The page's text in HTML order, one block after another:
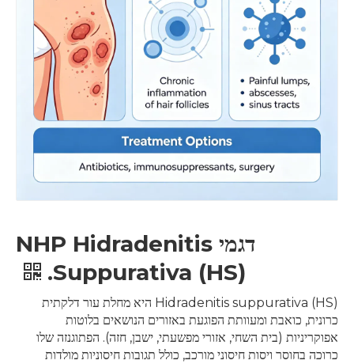
דגמי NHP Hidradenitis
Suppurativa (HS).
Hidradenitis suppurativa (HS) היא מחלת עור דלקתית
כרונית, כואבת ומעוותת הפוגעת באזורים הנושאים בלוטות
אפוקריניות (בית השחי, אזורי מפשעתי, ישבן, חזה). הפתוגנזה שלו
כרוכה בחוסר ויסות חיסוני מורכב, כולל תגובות חיסוניות מולדות